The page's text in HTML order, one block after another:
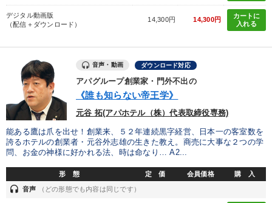
デジタル動画版
（配信＋ダウンロード）
14,300円 14,300円
カートに
入れる
音声・動画 ダウンロード対応
アパグループ創業家・門外不出の
《誰も知らない帝王学》
元谷 拓(アパホテル（株）代表取締役専務)
能ある鷹は爪を出せ！創業来、５２年連続黒字経営、日本一の客室数を
誇るホテルの創業者・元谷外志雄の生きた教え。商売に大事な２つの学
問、お金の神様に好かれる法、時は命なり… A2...
形 態 定 価 会員価格 購 入
headset 音声 （どの形態でも内容は同じです）